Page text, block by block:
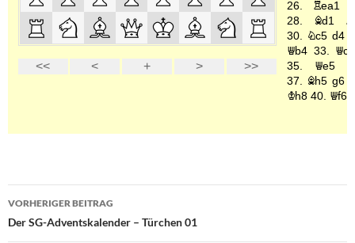
Beitragsnavigation
VORHERIGER BEITRAG
Der SG-Adventskalender – Türchen 01